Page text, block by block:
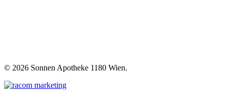
© 2026 Sonnen Apotheke 1180 Wien.